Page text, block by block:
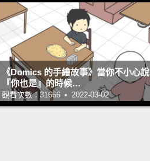
《Domics 的手繪故事》當你不小心說
『你也是』的時候…
觀看次數：31666 • 2022-03-02